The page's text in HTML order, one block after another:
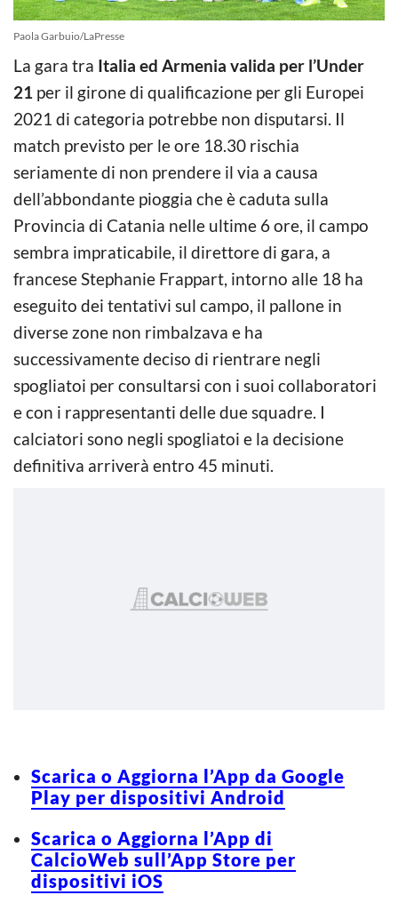
Paola Garbuio/LaPresse
La gara tra Italia ed Armenia valida per l’Under
21 per il girone di qualificazione per gli Europei
2021 di categoria potrebbe non disputarsi. Il
match previsto per le ore 18.30 rischia
seriamente di non prendere il via a causa
dell’abbondante pioggia che è caduta sulla
Provincia di Catania nelle ultime 6 ore, il campo
sembra impraticabile, il direttore di gara, a
francese Stephanie Frappart, intorno alle 18 ha
eseguito dei tentativi sul campo, il pallone in
diverse zone non rimbalzava e ha
successivamente deciso di rientrare negli
spogliatoi per consultarsi con i suoi collaboratori
e con i rappresentanti delle due squadre. I
calciatori sono negli spogliatoi e la decisione
definitiva arriverà entro 45 minuti.
Scarica o Aggiorna l’App da Google
Play per dispositivi Android
Scarica o Aggiorna l’App di
CalcioWeb sull’App Store per
dispositivi iOS